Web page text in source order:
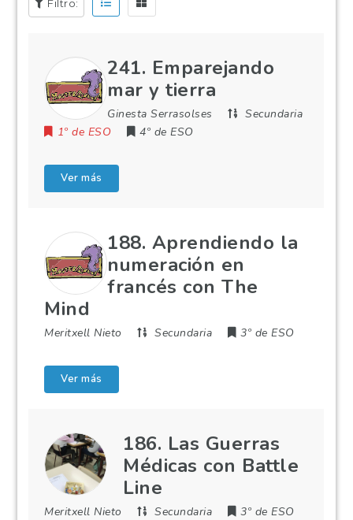
Filtro:
241. Emparejando
mar y tierra
Ginesta Serrasolses
Secundaria
1º de ESO
4º de ESO
Ver más
188. Aprendiendo la
numeración en
francés con The
Mind
Meritxell Nieto Secundaria 3º de ESO
Ver más
186. Las Guerras
Médicas con Battle
Line
Meritxell Nieto Secundaria 3º de ESO